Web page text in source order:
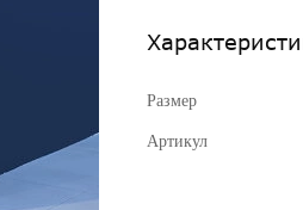
Размер
Артикул